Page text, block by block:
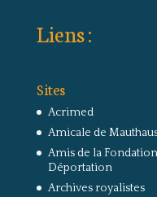
Liens :
Sites
Acrimed
Amicale de
Amis de la
Déportation
Archives royalistes